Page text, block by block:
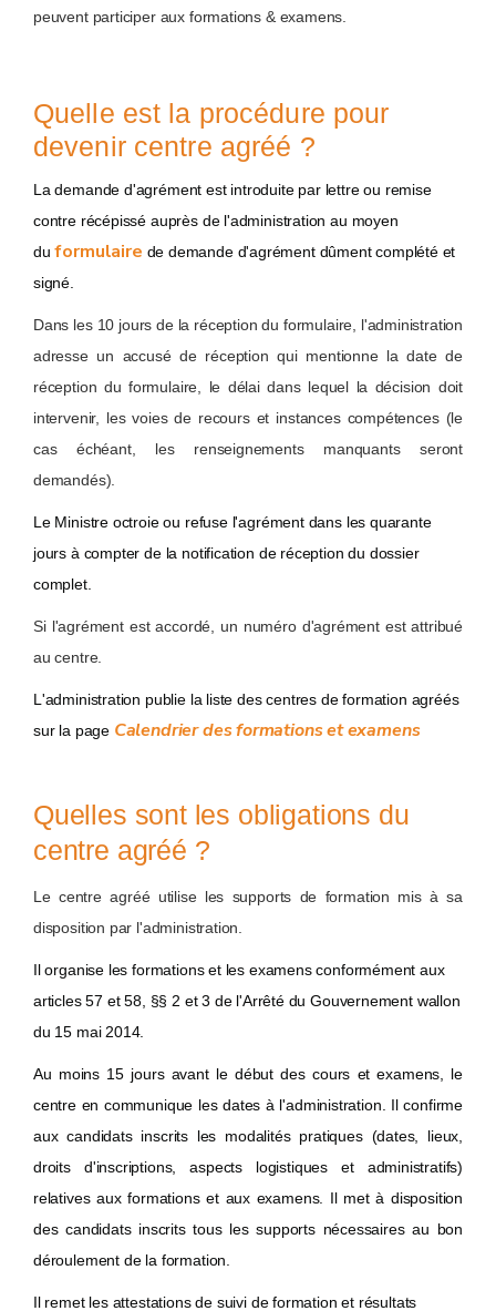
peuvent participer aux formations & examens.
Quelle est la procédure pour
devenir centre agréé ?
La demande d'agrément est introduite par lettre ou remise
contre récépissé auprès de l'administration au moyen
duformulaire de demande d'agrément dûment complété et
signé.
Dans les 10 jours de la réception du formulaire, l'administration
adresse un accusé de réception qui mentionne la date de
réception du formulaire, le délai dans lequel la décision doit
intervenir, les voies de recours et instances compétences (le
cas échéant, les renseignements manquants seront
demandés).
Le Ministre octroie ou refuse l'agrément dans les quarante
jours à compter de la notification de réception du dossier
complet.
Si l'agrément est accordé, un numéro d'agrément est attribué
au centre.
L'administration publie la liste des centres de formation agréés
sur la page Calendrier des formations et examens
Quelles sont les obligations du
centre agréé ?
Le centre agréé utilise les supports de formation mis à sa
disposition par l'administration.
Il organise les formations et les examens conformément aux
articles 57 et 58, §§ 2 et 3 de l'Arrêté du Gouvernement wallon
du 15 mai 2014.
Au moins 15 jours avant le début des cours et examens, le
centre en communique les dates à l'administration. Il confirme
aux candidats inscrits les modalités pratiques (dates, lieux,
droits d'inscriptions, aspects logistiques et administratifs)
relatives aux formations et aux examens. Il met à disposition
des candidats inscrits tous les supports nécessaires au bon
déroulement de la formation.
Il remet les attestations de suivi de formation et résultats